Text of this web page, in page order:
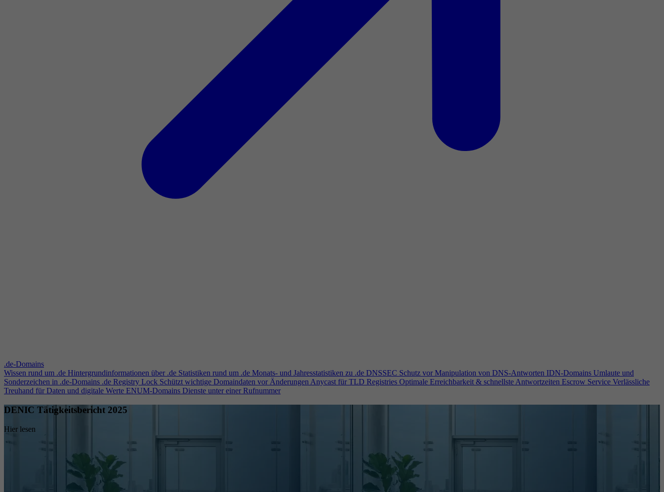
.de-Domains
Wissen rund um .de Hintergrundinformationen über .de Statistiken rund um .de Monats- und Jahresstatistiken zu .de DNSSEC Schutz vor Manipulation von DNS-Antworten IDN-Domains Umlaute und
Sonderzeichen in .de-Domains .de Registry Lock Schützt wichtige Domaindaten vor ÄnderungenAnycast für TLD Registries Optimale Erreichbarkeit & schnellste Antwortzeiten Escrow Service Verlässliche
Treuhand für Daten und digitale Werte ENUM-Domains Dienste unter einer Rufnummer
DENIC Tätigkeitsbericht 2025
Hier lesen